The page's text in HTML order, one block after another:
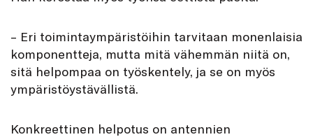
– Eri toimintaympäristöihin tarvitaan monenlaisia
komponentteja, mutta mitä vähemmän niitä on,
sitä helpompaa on työskentely, ja se on myös
ympäristöystävällistä.
Konkreettinen helpotus on antennien